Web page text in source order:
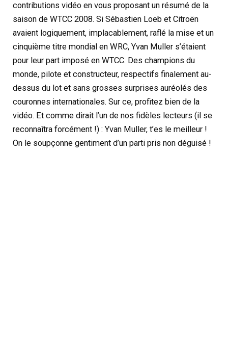
contributions vidéo en vous proposant un résumé de la
saison de WTCC 2008. Si Sébastien Loeb et Citroën
avaient logiquement, implacablement, raflé la mise et un
cinquième titre mondial en WRC, Yvan Muller s’étaient
pour leur part imposé en WTCC. Des champions du
monde, pilote et constructeur, respectifs finalement au-
dessus du lot et sans grosses surprises auréolés des
couronnes internationales. Sur ce, profitez bien de la
vidéo. Et comme dirait l’un de nos fidèles lecteurs (il se
reconnaîtra forcément !) : Yvan Muller, t’es le meilleur !
On le soupçonne gentiment d’un parti pris non déguisé !